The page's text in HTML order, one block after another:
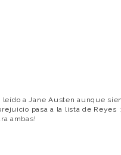
leído a Jane Austen aunque
pasa a la lista de Reyes
ambas!